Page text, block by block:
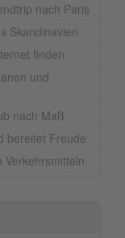
nach Paris
Skandinavien
finden
und
nach Maß
bereitet Freude
Verkehrsmitteln